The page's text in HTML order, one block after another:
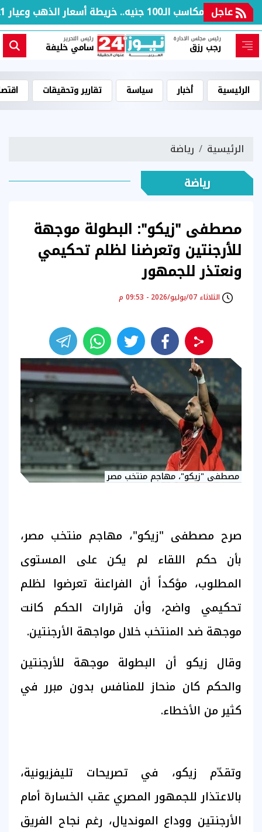
عاجل
بعد مكاسب الـ100 جنيه.. خريطة أسعار الذهب وعيار 21 بالعطلة الأسبوعية
رئيس مجلس الادارة
رجب رزق
رئيس التحرير
سامي خليفة
الرئيسية أخبار سياسة تقارير وتحقيقات
الرئيسية رياضة
رياضة
مصطفى "زيكو": البطولة موجهة
للأرجنتين وتعرضنا لظلم تحكيمي
ونعتذر للجمهور
الثلاثاء 07/يوليو/2026 - 09:53 م
مصطفى "زيكو"، مهاجم منتخب مصر
صرح مصطفى "زيكو"، مهاجم منتخب مصر،
بأن حكم اللقاء لم يكن على المستوى
المطلوب، مؤكداً أن الفراعنة تعرضوا لظلم
تحكيمي واضح، وأن قرارات الحكم كانت
موجهة ضد المنتخب خلال مواجهة الأرجنتين.
وقال زيكو أن البطولة موجهة للأرجنتين
والحكم كان منحاز للمنافس بدون مبرر في
كثير من الأخطاء.
وتقدّم زيكو، في تصريحات تليفزيونية،
بالاعتذار للجمهور المصري عقب الخسارة أمام
الأرجنتين ووداع المونديال، رغم نجاح الفريق